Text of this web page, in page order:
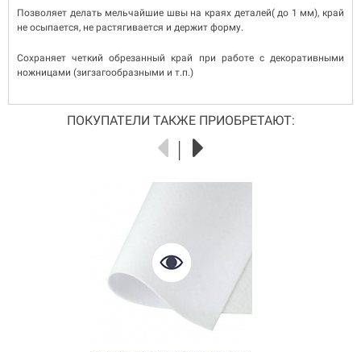
Позволяет делать мельчайшие швы на краях деталей( до 1 мм), край
не осыпается, не растягивается и держит форму.
Сохраняет четкий обрезанный край при работе с декоративными
ножницами (зигзагообразными и т.п.)
ПОКУПАТЕЛИ ТАКЖЕ ПРИОБРЕТАЮТ: